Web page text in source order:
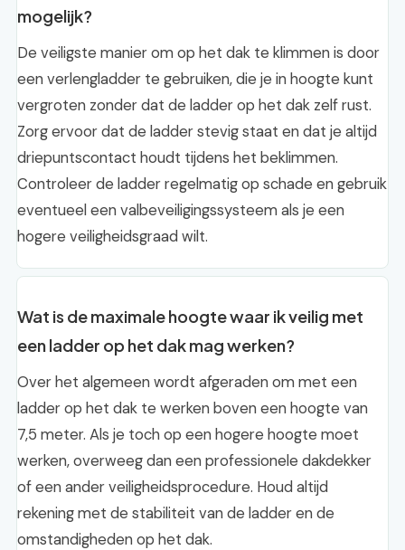
mogelijk?
De veiligste manier om op het dak te klimmen is door
een verlengladder te gebruiken, die je in hoogte kunt
vergroten zonder dat de ladder op het dak zelf rust.
Zorg ervoor dat de ladder stevig staat en dat je altijd
driepuntscontact houdt tijdens het beklimmen.
Controleer de ladder regelmatig op schade en gebruik
eventueel een valbeveiligingssysteem als je een
hogere veiligheidsgraad wilt.
Wat is de maximale hoogte waar ik veilig met
een ladder op het dak mag werken?
Over het algemeen wordt afgeraden om met een
ladder op het dak te werken boven een hoogte van
7,5 meter. Als je toch op een hogere hoogte moet
werken, overweeg dan een professionele dakdekker
of een ander veiligheidsprocedure. Houd altijd
rekening met de stabiliteit van de ladder en de
omstandigheden op het dak.